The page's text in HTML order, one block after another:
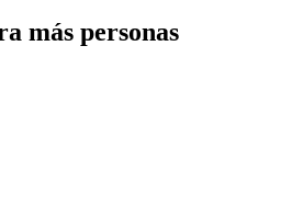
más personas